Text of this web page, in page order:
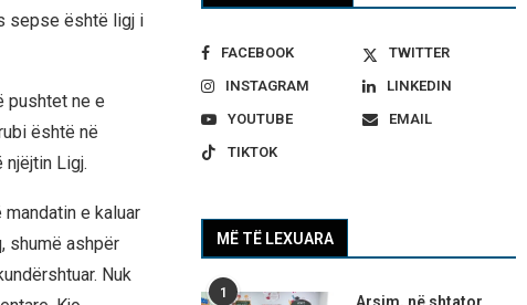
sepse është ligj i
pushtet ne e
është në
Ligj.
e kaluar
shumë ashpër
Nuk
FACEBOOK
TWITTER
INSTAGRAM
LINKEDIN
YOUTUBE
EMAIL
TIKTOK
MË TË LEXUARA
1